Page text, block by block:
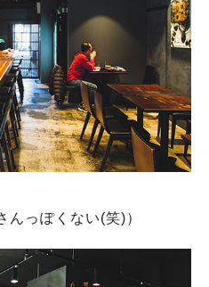
んっぽくない(笑)）